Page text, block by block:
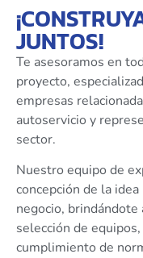
JUNTOS!
Te asesoramos en
proyecto,
empresas
autoservicio y
sector.
Nuestro equipo de
concepción de la
negocio,
selección de
cumplimiento de